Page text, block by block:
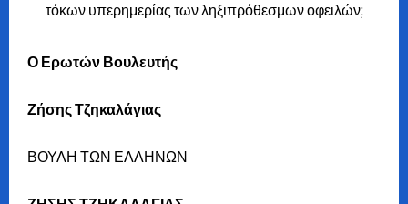
τόκων υπερημερίας των ληξιπρόθεσμων οφειλών;
Ο Ερωτών Βουλευτής
Ζήσης Τζηκαλάγιας
ΒΟΥΛΗ ΤΩΝ ΕΛΛΗΝΩΝ